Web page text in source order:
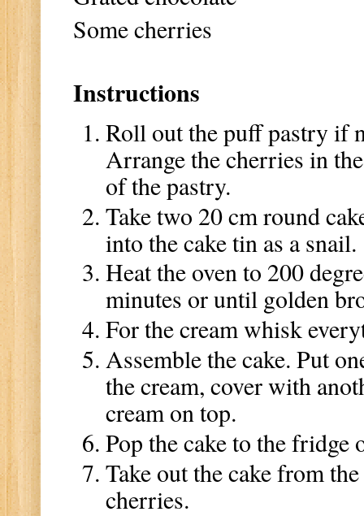
Some cherries
Instructions
Roll out the puff pastry if
Arrange the cherries in
of the pastry.
Take two 20 cm round
into the cake tin as a snail.
Heat the oven to 200
minutes or until golden
For the cream whisk
Assemble the cake. Put
the cream, cover with
cream on top.
Pop the cake to the fridge
Take out the cake from
cherries.